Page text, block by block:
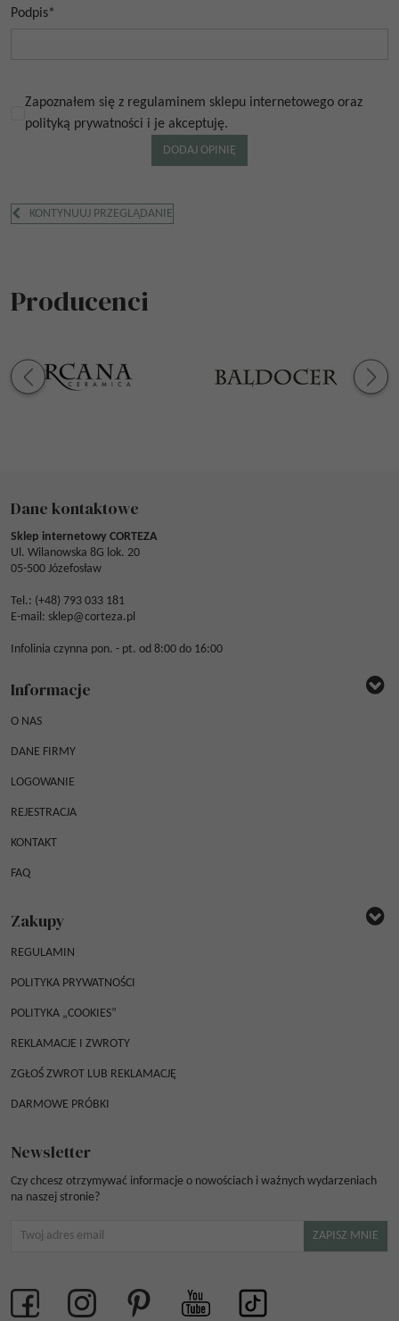
Podpis*
Zapoznałem się z regulaminem sklepu internetowego oraz
polityką prywatności i je akceptuję.
KONTYNUUJ PRZEGLĄDANIE
Producenci
Dane kontaktowe
Sklep internetowy CORTEZA
Ul. Wilanowska 8G lok. 20
05-500 Józefosław
Tel.: (+48) 793 033 181
E-mail: sklep@corteza.pl
Infolinia czynna pon. - pt. od 8:00 do 16:00
Informacje
O NAS
DANE FIRMY
LOGOWANIE
REJESTRACJA
KONTAKT
FAQ
Zakupy
REGULAMIN
POLITYKA PRYWATNOŚCI
POLITYKA „COOKIES”
REKLAMACJE I ZWROTY
ZGŁOŚ ZWROT LUB REKLAMACJĘ
DARMOWE PRÓBKI
Newsletter
Czy chcesz otrzymywać informacje o nowościach i ważnych wydarzeniach
na naszej stronie?